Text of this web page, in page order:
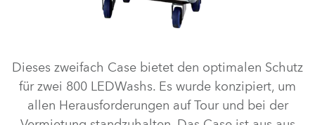
Dieses zweifach Case bietet den optimalen Schutz
für zwei 800 LEDWashs. Es wurde konzipiert, um
allen Herausforderungen auf Tour und bei der